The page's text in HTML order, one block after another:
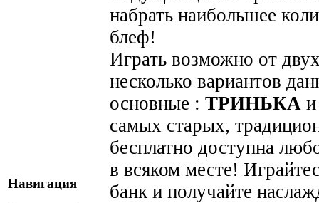
Навигация
набрать наибольшее
блеф!
Играть возможно от
несколько вариантов
основные : ТРИНЬКА
самых старых,
бесплатно доступна
в всяком месте!
банк и получайте